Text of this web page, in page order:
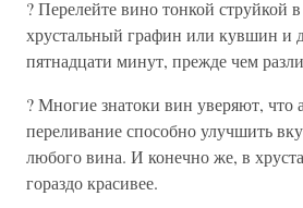
? Перелейте вино тонкой струйкой
хрустальный графин или кувшин и
пятнадцати минут, прежде чем
? Многие знатоки вин уверяют, что
переливание способно улучшить
любого вина. И конечно же, в
гораздо красивее.